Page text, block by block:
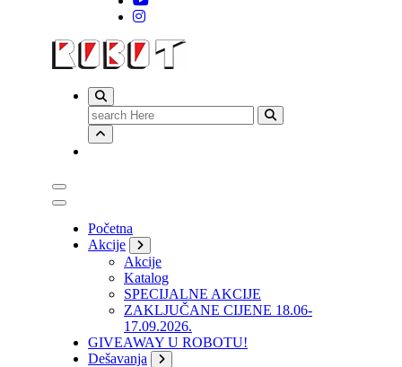
Search
for:
Početna
Akcije
Akcije
Katalog
SPECIJALNE AKCIJE
ZAKLJUČANE CIJENE 18.06-
17.09.2026.
GIVEAWAY U ROBOTU!
Dešavanja